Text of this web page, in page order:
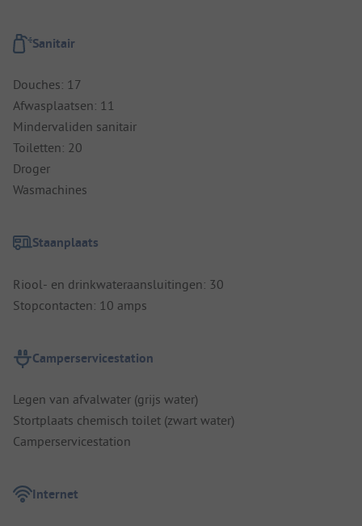
Sanitair
Douches: 17
Afwasplaatsen: 11
Mindervaliden sanitair
Toiletten: 20
Droger
Wasmachines
Staanplaats
Riool- en drinkwateraansluitingen: 30
Stopcontacten: 10 amps
Camperservicestation
Legen van afvalwater (grijs water)
Stortplaats chemisch toilet (zwart water)
Camperservicestation
Internet